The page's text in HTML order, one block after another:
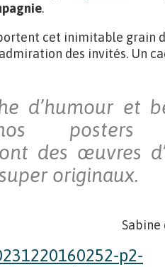
.
cet inimitable grain
des invités. Un
d’humour et
posters
des œuvres
originaux.
Sabine